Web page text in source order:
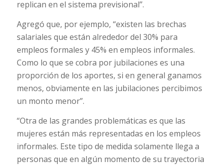
replican en el sistema previsional”.
Agregó que, por ejemplo, “existen las brechas
salariales que están alrededor del 30% para
empleos formales y 45% en empleos informales.
Como lo que se cobra por jubilaciones es una
proporción de los aportes, si en general ganamos
menos, obviamente en las jubilaciones percibimos
un monto menor”.
“Otra de las grandes problemáticas es que las
mujeres están más representadas en los empleos
informales. Este tipo de medida solamente llega a
personas que en algún momento de su trayectoria